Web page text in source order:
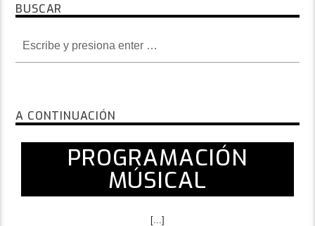
BUSCAR
A CONTINUACIÓN
PROGRAMACIÓN
MÚSICAL
[...]